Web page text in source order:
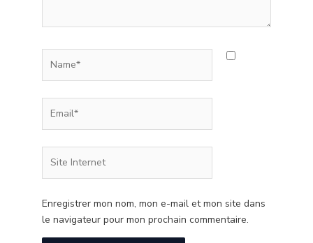
Internet
Enregistrer mon nom, mon e-mail et mon site dans
le navigateur pour mon prochain commentaire.